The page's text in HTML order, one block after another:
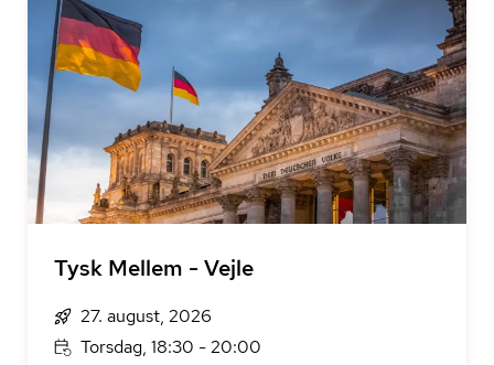
Tysk Mellem - Vejle
27. august, 2026
Torsdag, 18:30 - 20:00